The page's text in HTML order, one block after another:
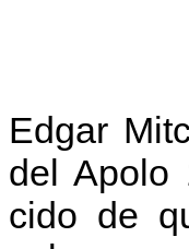
Edgar
del Apolo
cido de